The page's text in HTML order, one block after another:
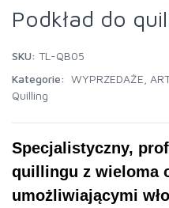
Podkład do
SKU: TL-QB05
Kategorie: WYPRZEDAŻE
Quilling
Specjalistyczny,
quillingu z wieloma
umożliwiającymi